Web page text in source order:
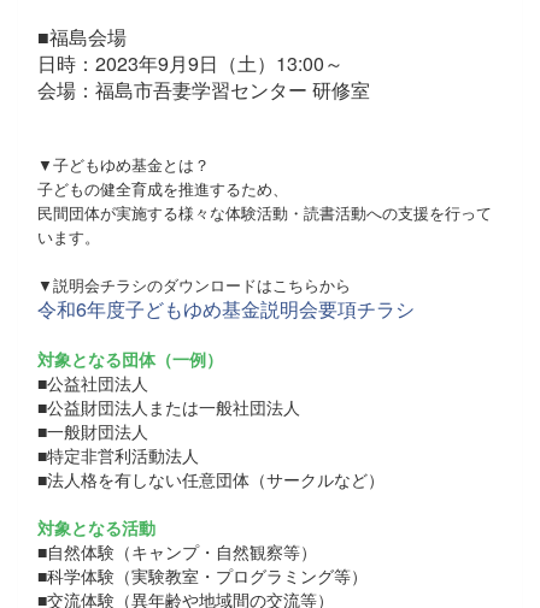
■福島会場
日時：2023年9月9日（土）13:00～
会場：福島市吾妻学習センター 研修室
▼子どもゆめ基金とは？
子どもの健全育成を推進するため、
民間団体が実施する様々な体験活動・読書活動への支援を行って
います。
▼説明会チラシのダウンロードはこちらから
令和6年度子どもゆめ基金説明会要項チラシ
対象となる団体（一例）
■公益社団法人
■公益財団法人または一般社団法人
■一般財団法人
■特定非営利活動法人
■法人格を有しない任意団体（サークルなど）
対象となる活動
■自然体験（キャンプ・自然観察等）
■科学体験（実験教室・プログラミング等）
■交流体験（異年齢や地域間の交流等）